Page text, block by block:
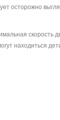
осторожно
находиться